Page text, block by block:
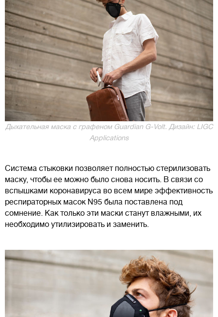
Дыхательная маска с графеном Guardian G-Volt. Дизайн: LIGC
Applications
Система стыковки позволяет полностью стерилизовать
маску, чтобы ее можно было снова носить. В связи со
вспышками коронавируса во всем мире эффективность
респираторных масок N95 была поставлена под
сомнение. Как только эти маски станут влажными, их
необходимо утилизировать и заменить.